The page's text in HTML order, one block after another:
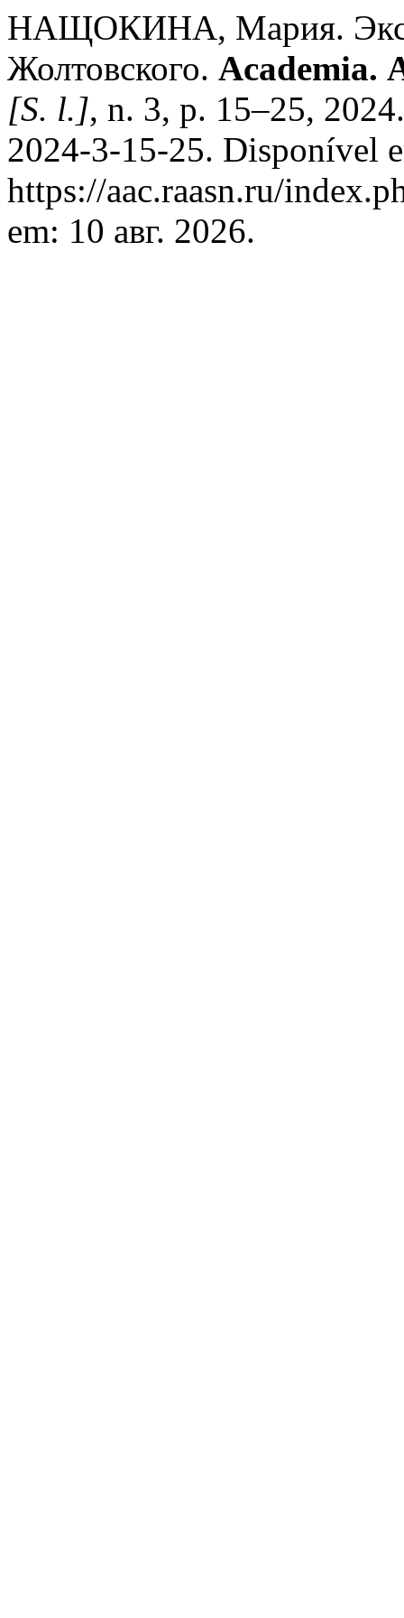
НАЩОКИНА, Мария.
Жолтовского. Academia.
[S. l.], n. 3, p. 15–25,
2024-3-15-25. Disponível
https://aac.raasn.ru/
em: 10 авг. 2026.